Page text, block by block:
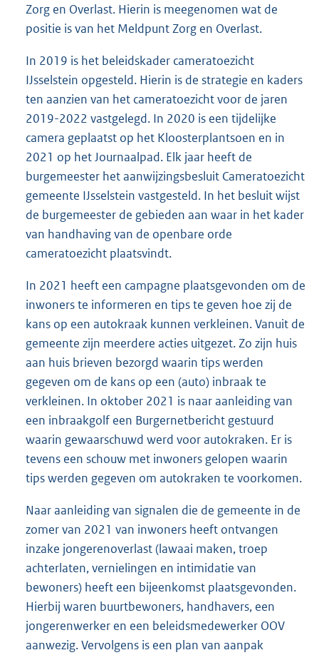
Zorg en Overlast. Hierin is meegenomen wat de
positie is van het Meldpunt Zorg en Overlast.
In 2019 is het beleidskader cameratoezicht
IJsselstein opgesteld. Hierin is de strategie en kaders
ten aanzien van het cameratoezicht voor de jaren
2019-2022 vastgelegd. In 2020 is een tijdelijke
camera geplaatst op het Kloosterplantsoen en in
2021 op het Journaalpad. Elk jaar heeft de
burgemeester het aanwijzingsbesluit Cameratoezicht
gemeente IJsselstein vastgesteld. In het besluit wijst
de burgemeester de gebieden aan waar in het kader
van handhaving van de openbare orde
cameratoezicht plaatsvindt.
In 2021 heeft een campagne plaatsgevonden om de
inwoners te informeren en tips te geven hoe zij de
kans op een autokraak kunnen verkleinen. Vanuit de
gemeente zijn meerdere acties uitgezet. Zo zijn huis
aan huis brieven bezorgd waarin tips werden
gegeven om de kans op een (auto) inbraak te
verkleinen. In oktober 2021 is naar aanleiding van
een inbraakgolf een Burgernetbericht gestuurd
waarin gewaarschuwd werd voor autokraken. Er is
tevens een schouw met inwoners gelopen waarin
tips werden gegeven om autokraken te voorkomen.
Naar aanleiding van signalen die de gemeente in de
zomer van 2021 van inwoners heeft ontvangen
inzake jongerenoverlast (lawaai maken, troep
achterlaten, vernielingen en intimidatie van
bewoners) heeft een bijeenkomst plaatsgevonden.
Hierbij waren buurtbewoners, handhavers, een
jongerenwerker en een beleidsmedewerker OOV
aanwezig. Vervolgens is een plan van aanpak